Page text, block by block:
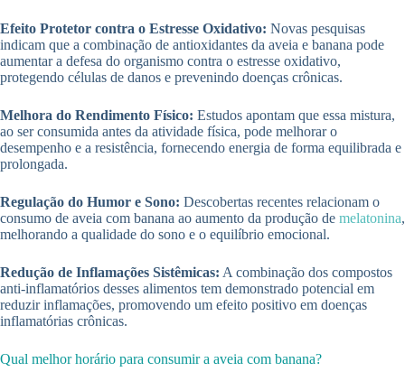
Efeito Protetor contra o Estresse Oxidativo: Novas pesquisas
indicam que a combinação de antioxidantes da aveia e banana pode
aumentar a defesa do organismo contra o estresse oxidativo,
protegendo células de danos e prevenindo doenças crônicas.
Melhora do Rendimento Físico: Estudos apontam que essa mistura,
ao ser consumida antes da atividade física, pode melhorar o
desempenho e a resistência, fornecendo energia de forma equilibrada e
prolongada.
Regulação do Humor e Sono: Descobertas recentes relacionam o
consumo de aveia com banana ao aumento da produção de melatonina,
melhorando a qualidade do sono e o equilíbrio emocional.
Redução de Inflamações Sistêmicas: A combinação dos compostos
anti-inflamatórios desses alimentos tem demonstrado potencial em
reduzir inflamações, promovendo um efeito positivo em doenças
inflamatórias crônicas.
Qual melhor horário para consumir a aveia com banana?